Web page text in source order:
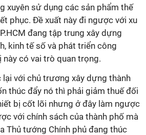
xuyên sử dụng các sản phẩm thế
phục. Đề xuất này đi ngược với xu
đang tập trung xây dựng
kinh tế số và phát triển công
có vai trò quan trọng.
với chủ trương xây dựng thành
thúc đẩy nó thì phải giảm thuế đối
bị cốt lõi nhưng ở đây làm ngược
với chính sách của thành phố mà
Thủ tướng Chính phủ đang thúc